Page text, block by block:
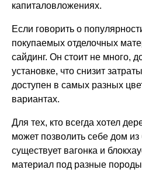
капиталовложениях.
Если говорить о
покупаемых отделочных
сайдинг. Он стоит не много,
установке, что снизит
доступен в самых разных
вариантах.
Для тех, кто всегда хотел
может позволить себе дом
существует вагонка и
материал под разные